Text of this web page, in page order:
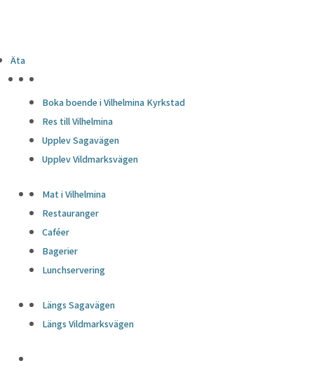
Äta
Boka boende i Vilhelmina Kyrkstad
Res till Vilhelmina
Upplev Sagavägen
Upplev Vildmarksvägen
Mat i Vilhelmina
Restauranger
Caféer
Bagerier
Lunchservering
Längs Sagavägen
Längs Vildmarksvägen